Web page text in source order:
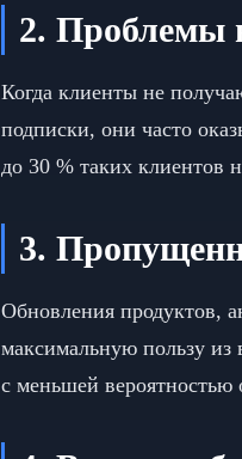
2. Проблемы
Когда клиенты не
подписки, они часто
до 30 % таких клиентов
3.
Обновления продуктов,
максимальную пользу из
с меньшей